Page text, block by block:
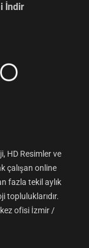
İndir
HD Resimler ve
çalışan online
fazla tekil aylık
topluluklarıdır.
ofisi İzmir /